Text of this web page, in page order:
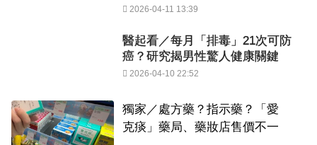
2026-04-11 13:39
醫起看／每月「排毒」21次可防
癌？研究揭男性驚人健康關鍵
2026-04-10 22:52
獨家／處方藥？指示藥？「愛
克痰」藥局、藥妝店售價不一